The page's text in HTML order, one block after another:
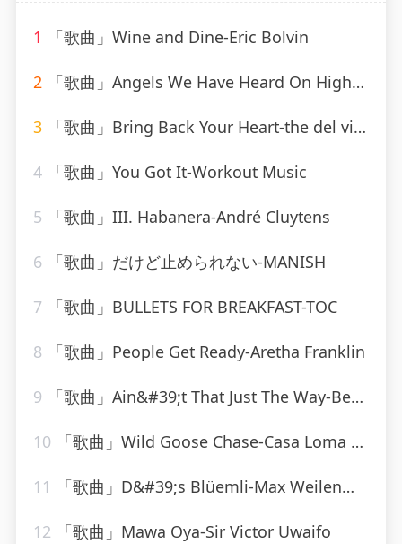
1 「歌曲」Wine and Dine-Eric Bolvin
2 「歌曲」Angels We Have Heard On High-Mitchell Cardenas
3 「歌曲」Bring Back Your Heart-the del vikings
4 「歌曲」You Got It-Workout Music
5 「歌曲」III. Habanera-André Cluytens
6 「歌曲」だけど止められない-MANISH
7 「歌曲」BULLETS FOR BREAKFAST-TOC
8 「歌曲」People Get Ready-Aretha Franklin
9 「歌曲」Ain&#39;t That Just The Way-Best Of Hits (最佳点击率)
10 「歌曲」Wild Goose Chase-Casa Loma Orchestra
11 「歌曲」D&#39;s Blüemli-Max Weilenmann Mit Seinen Volksmusikanten
12 「歌曲」Mawa Oya-Sir Victor Uwaifo